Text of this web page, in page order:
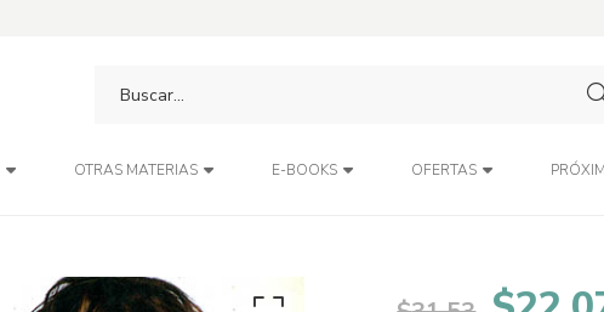
OTRAS MATERIAS E-BOOKS OFERTAS